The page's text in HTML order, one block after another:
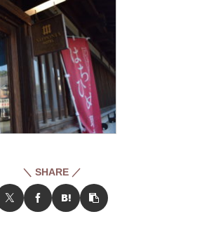
＼ SHARE ／